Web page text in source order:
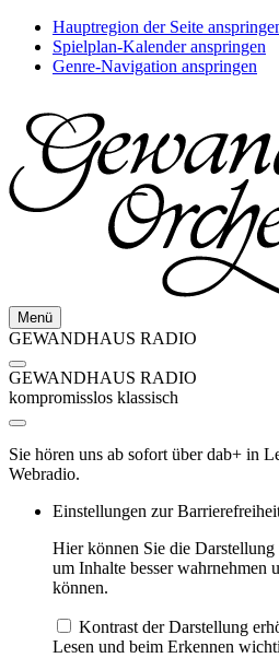
Hauptregion der Seite
Spielplan-Kalender anspringen
Genre-Navigation anspringen
Menü
GEWANDHAUS RADIO
GEWANDHAUS RADIO
kompromisslos klassisch
Sie hören uns ab sofort über dab+ in
Webradio.
Einstellungen zur
Hier können Sie die Darstellung
um Inhalte besser wahrnehmen
können.
Kontrast der Darstellung
Lesen und beim Erkennen